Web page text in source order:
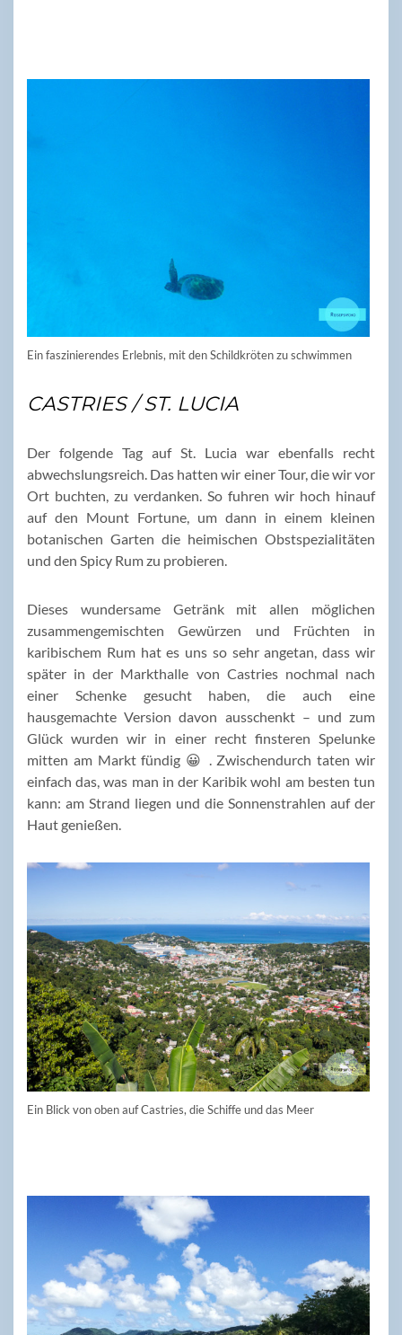
Ein faszinierendes Erlebnis, mit den Schildkröten zu schwimmen
CASTRIES / ST. LUCIA
Der folgende Tag auf St. Lucia war ebenfalls recht
abwechslungsreich. Das hatten wir einer Tour, die wir vor
Ort buchten, zu verdanken. So fuhren wir hoch hinauf
auf den Mount Fortune, um dann in einem kleinen
botanischen Garten die heimischen Obstspezialitäten
und den Spicy Rum zu probieren.
Dieses wundersame Getränk mit allen möglichen
zusammengemischten Gewürzen und Früchten in
karibischem Rum hat es uns so sehr angetan, dass wir
später in der Markthalle von Castries nochmal nach
einer Schenke gesucht haben, die auch eine
hausgemachte Version davon ausschenkt – und zum
Glück wurden wir in einer recht finsteren Spelunke
mitten am Markt fündig 😀 . Zwischendurch taten wir
einfach das, was man in der Karibik wohl am besten tun
kann: am Strand liegen und die Sonnenstrahlen auf der
Haut genießen.
Ein Blick von oben auf Castries, die Schiffe und das Meer